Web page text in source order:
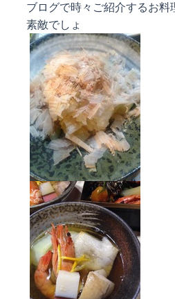
ブログで時々ご紹介するお料
素敵でしょ